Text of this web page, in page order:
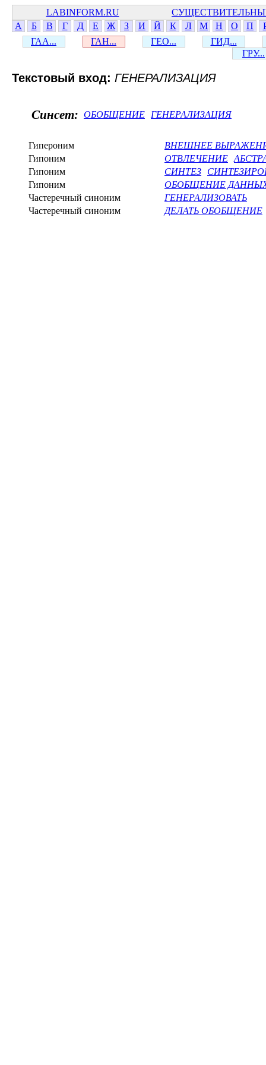
LABINFORM.RU
А
Б В Г Д Е Ж З И Й К Л М Н О П
ГАА...
ГАН... ГЕО...
ГИД...
ГРУ...
Текстовый вход: ГЕНЕРАЛИЗАЦИЯ
Синсет: ОБОБЩЕНИЕ ГЕНЕРАЛИЗАЦИЯ
Гипероним
ВНЕШНЕЕ
Гипоним
ОТВЛЕЧЕНИЕ
Гипоним
СИНТЕЗ
Гипоним
ОБОБЩЕНИЕ
Частеречный синоним
ГЕНЕРАЛИЗОВАТЬ
Частеречный синоним
ДЕЛАТЬ ОБОБЩЕНИЕ